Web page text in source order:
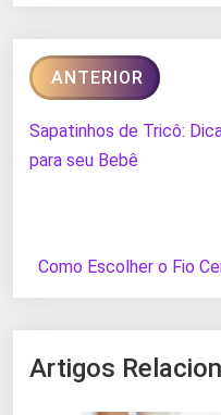
ANTERIOR
Sapatinhos de Tricô:
para seu Bebê
Como Escolher o Fio
Artigos